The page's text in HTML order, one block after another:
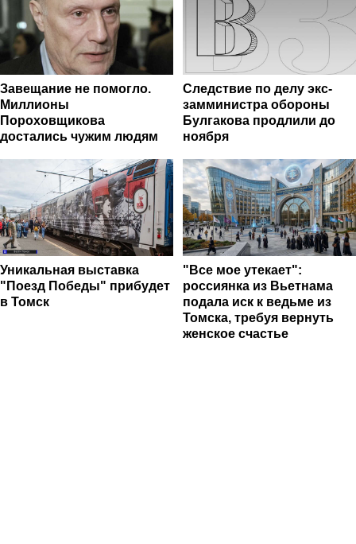
Завещание не помогло.
Миллионы
Пороховщикова
достались чужим людям
Следствие по делу экс-
замминистра обороны
Булгакова продлили до
ноября
Уникальная выставка
"Поезд Победы" прибудет
в Томск
"Все мое утекает":
россиянка из Вьетнама
подала иск к ведьме из
Томска, требуя вернуть
женское счастье